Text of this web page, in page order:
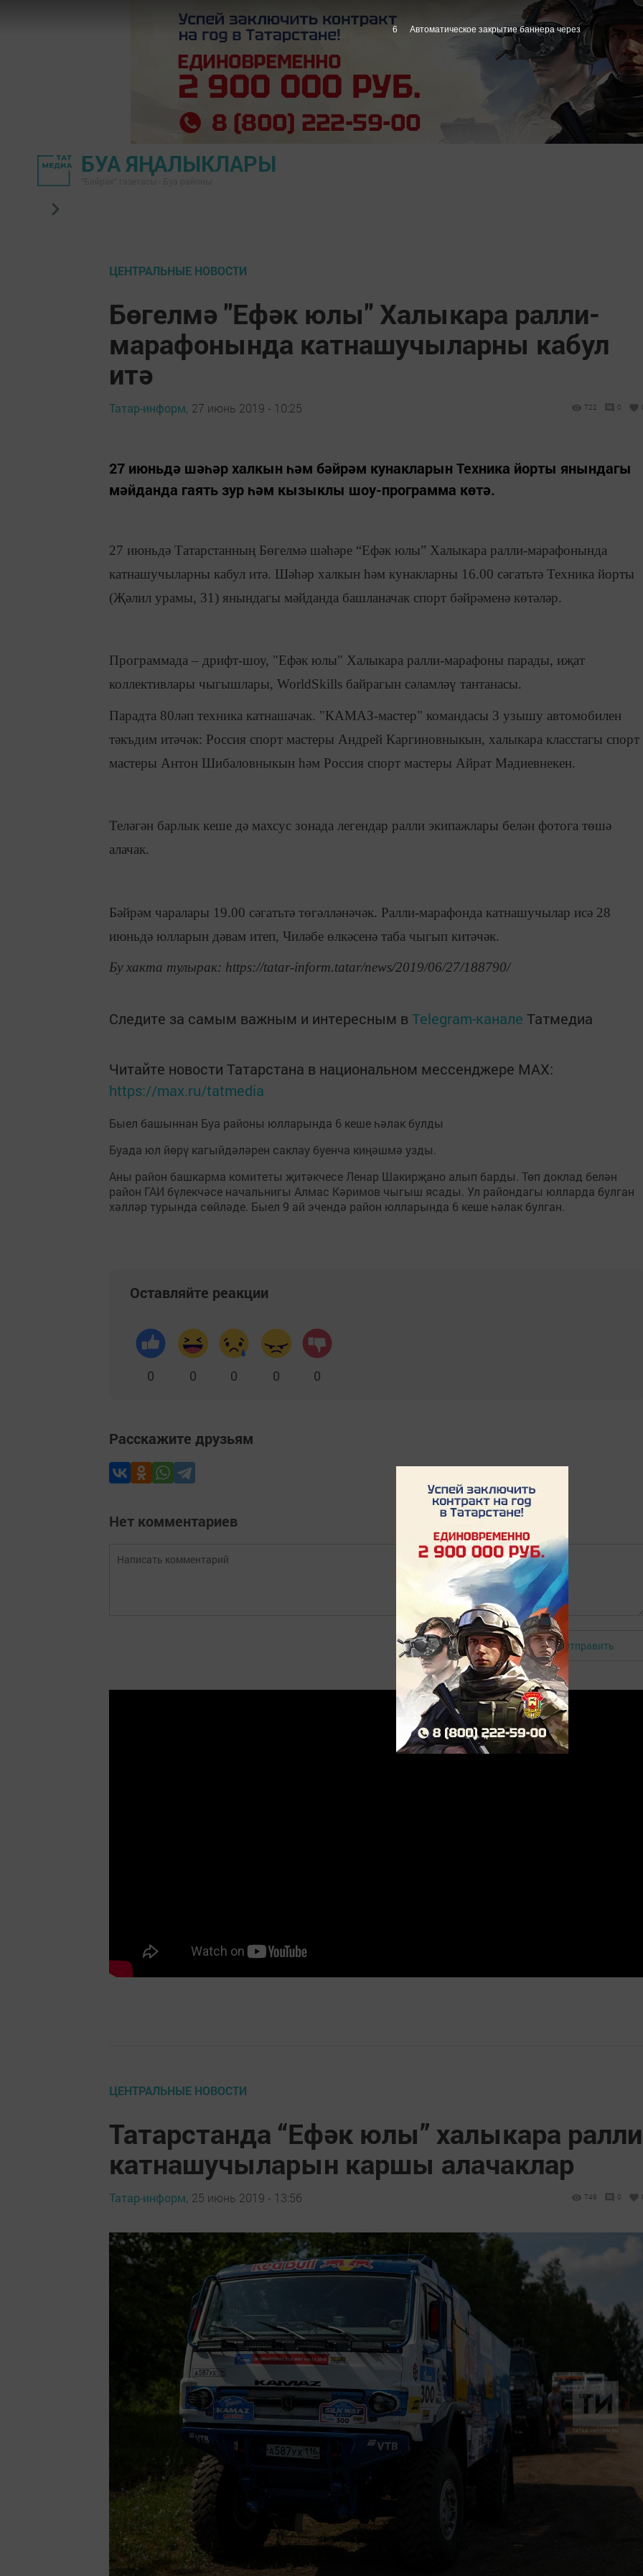
БУА ЯҢАЛЫКЛАРЫ
ЦЕНТРАЛЬНЫЕ НОВОСТИ
Бөгелмә "Ефәк юлы" Халыкара ралли-
марафонында катнашучыларны кабул
итә
Татар-информ, 27 июнь 2019 - 10:25 722 0
27 июньдә шәһәр халкын һәм бәйрәм кунакларын Техника йорты янындагы
мәйданда гаять зур һәм кызыклы шоу-программа көтә.
27 июньдә Татарстанның Бөгелмә шәһәре “Ефәк юлы” Халыкара ралли-марафонында
катнашучыларны кабул итә. Шәһәр халкын һәм кунакларны 16.00 сәгатьтә Техника йорты
(Җәлил урамы, 31) янындагы мәйданда башланачак спорт бәйрәменә көтәләр.
Программада – дрифт-шоу, "Ефәк юлы" Халыкара ралли-марафоны парады, иҗат
коллективлары чыгышлары, WorldSkills байрагын сәламләү тантанасы.
Парадта 80ләп техника катнашачак. "КАМАЗ-мастер" командасы 3 узышу автомобилен
тәкъдим итәчәк: Россия спорт мастеры Андрей Каргиновныкын, халыкара класстагы спорт
мастеры Антон Шибаловныкын һәм Россия спорт мастеры Айрат Мәдиевнекен.
Теләгән барлык кеше дә махсус зонада легендар ралли экипажлары белән фотога төшә
алачак.
Бәйрәм чаралары 19.00 сәгатьтә төгәлләнәчәк. Ралли-марафонда катнашучылар исә 28
июньдә юлларын дәвам итеп, Чиләбе өлкәсенә таба чыгып китәчәк.
Бу хакта тулырак: https://tatar-inform.tatar/news/2019/06/27/188790/
Следите за самым важным и интересным в Telegram-канале Татмедиа
Читайте новости Татарстана в национальном мессенджере MАХ:
https://max.ru/tatmedia
Быел башыннан Буа районы юлларында 6 кеше һәлак булды
Буада юл йөрү кагыйдәләрен саклау буенча киңәшмә узды.
Аны район башкарма комитеты җитәкчесе Ленар Шакирҗано алып барды. Төп доклад белән
район ГАИ бүлекчәсе начальнигы Алмас Кәримов чыгыш ясады. Ул райондагы юлларда булган
хәлләр турында сөйләде. Быел 9 ай эчендә район юлларында 6 кеше һәлак булган.
Оставляйте реакции
0 0 0 0 0
Расскажите друзьям
Нет комментариев
Авторизоваться Отправить
ЦЕНТРАЛЬНЫЕ НОВОСТИ
Татарстанда “Ефәк юлы” халыкара ралли
катнашучыларын каршы алачаклар
Татар-информ, 25 июнь 2019 - 13:56 749 0
5 Автоматическое закрытие баннера через